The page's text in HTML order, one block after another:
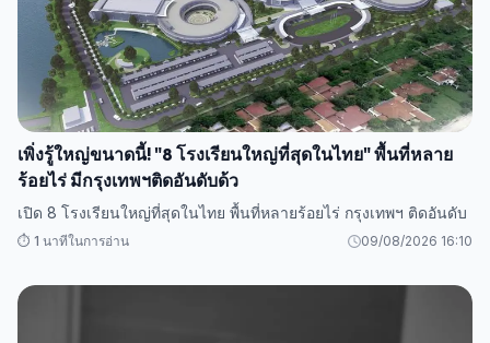
เพิ่งรู้ใหญ่ขนาดนี้! "8 โรงเรียนใหญ่ที่สุดในไทย" พื้นที่หลาย
ร้อยไร่ มีกรุงเทพฯติดอันดับด้ว
เปิด 8 โรงเรียนใหญ่ที่สุดในไทย พื้นที่หลายร้อยไร่ กรุงเทพฯ ติดอันดับ
⏱️ 1 นาทีในการอ่าน 09/08/2026 16:10